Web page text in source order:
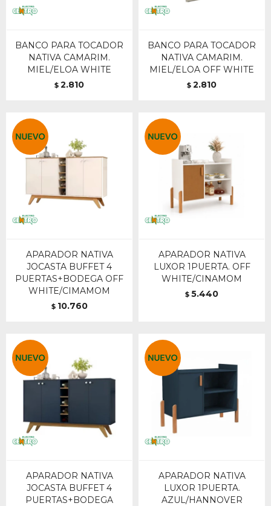
BANCO PARA TOCADOR
NATIVA CAMARIM.
MIEL/ELOA WHITE
$ 2.810
BANCO PARA TOCADOR
NATIVA CAMARIM.
MIEL/ELOA OFF WHITE
$ 2.810
APARADOR NATIVA
JOCASTA BUFFET 4
PUERTAS+BODEGA OFF
WHITE/CIMAMOM
$ 10.760
APARADOR NATIVA
LUXOR 1PUERTA. OFF
WHITE/CINAMOM
$ 5.440
APARADOR NATIVA
JOCASTA BUFFET 4
PUERTAS+BODEGA
APARADOR NATIVA
LUXOR 1PUERTA.
AZUL/HANNOVER